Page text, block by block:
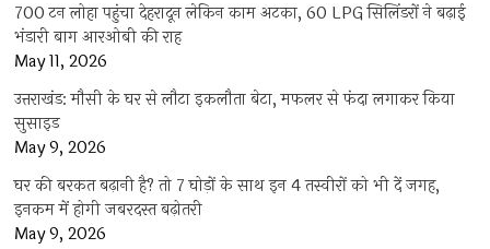
700 टन लोहा पहुंचा देहरादून लेकिन काम अटका, 60 LPG सिलिंडरों ने बढ़ाई
भंडारी बाग आरओबी की राह
May 11, 2026
उत्तराखंड: मौसी के घर से लौटा इकलौता बेटा, मफलर से फंदा लगाकर किया
सुसाइड
May 9, 2026
घर की बरकत बढ़ानी है? तो 7 घोड़ों के साथ इन 4 तस्वीरों को भी दें जगह,
इनकम में होगी जबरदस्त बढ़ोतरी
May 9, 2026